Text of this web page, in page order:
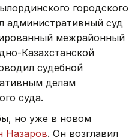
городского
административный суд
межрайонный
Казахстанской
судебной
делам
суда.
но уже в новом
Назаров. Он возглавил